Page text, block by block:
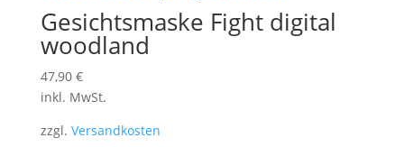
Gesichtsmaske Fight digital
woodland
47,90 €
inkl. MwSt.
zzgl. Versandkosten